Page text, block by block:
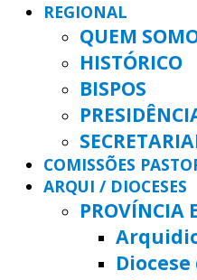
REGIONAL
QUEM
HISTÓRICO
BISPOS
COMISSÕES
ARQUI / DIOCESES
PROVÍNCIA